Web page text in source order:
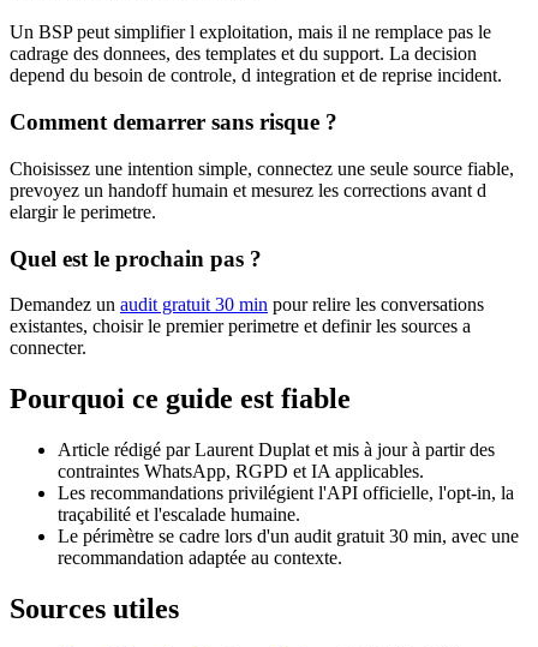
Un BSP peut simplifier l exploitation, mais il ne remplace pas le
cadrage des donnees, des templates et du support. La decision
depend du besoin de controle, d integration et de reprise incident.
Comment demarrer sans risque ?
Choisissez une intention simple, connectez une seule source fiable,
prevoyez un handoff humain et mesurez les corrections avant d
elargir le perimetre.
Quel est le prochain pas ?
Demandez un audit gratuit 30 min pour relire les conversations
existantes, choisir le premier perimetre et definir les sources a
connecter.
Pourquoi ce guide est fiable
Article rédigé par Laurent Duplat et mis à jour à partir des
contraintes WhatsApp, RGPD et IA applicables.
Les recommandations privilégient l'API officielle, l'opt-in, la
traçabilité et l'escalade humaine.
Le périmètre se cadre lors d'un audit gratuit 30 min, avec une
recommandation adaptée au contexte.
Sources utiles